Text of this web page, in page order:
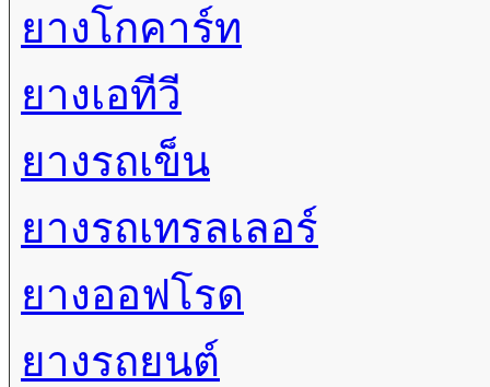
ยางโกคาร์ท
ยางเอทีวี
ยางรถเข็น
ยางรถเทรลเลอร์
ยางออฟโรด
ยางรถยนต์